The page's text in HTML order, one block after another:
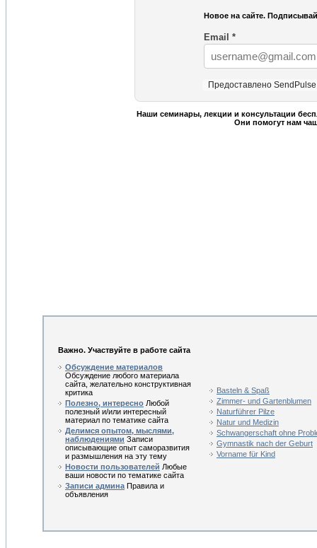
Новое на сайте.
Email *
Предоставлено SendPulse
Наши семинары, лекции и консультации
Они помогут нам
Важно. Участвуйте в работе сайта
Обсуждение материалов
Обсуждение любого материала
сайта, желательно конструктивная
критика
Полезно, интересно Любой
полезный и/или интересный
материал по тематике сайта
Делимся опытом, мыслями,
наблюдениями Записи
описывающие опыт саморазвития
и размышления на эту тему
Новости пользователей Любые
ваши новости по тематике сайта
Записи админа Правила и
объявления
Basteln & Spaß
Zimmer- und Gartenblumen
Naturführer Pilze
Natur und Medizin
Schwangerschaft ohne
Gymnastik nach der Geburt
Vorname für Kind